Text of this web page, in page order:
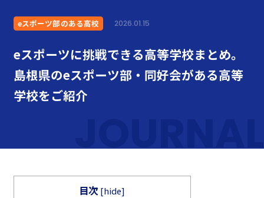
JOURNAL
eスポーツ部のある高校 2026.01.15
eスポーツに挑戦できる高等学校まとめ。
島根県のeスポーツ部・同好会がある高等
学校をご紹介
目次 [hide]